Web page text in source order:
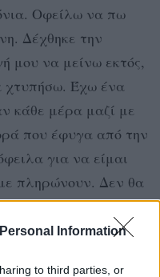
Information
to third parties, or
Οφείλω να πω
Δέχθηκε την
μου να μείνω εκτός,
χτυπήσω. Έχω ένα
κάθε μέρα μαζί με
που έφυγα από την
για να είμαι
πληρώνουν. Δεν θα